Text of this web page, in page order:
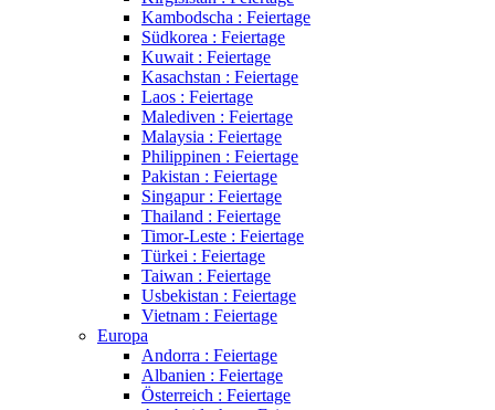
Kambodscha : Feiertage
Südkorea : Feiertage
Kuwait : Feiertage
Kasachstan : Feiertage
Laos : Feiertage
Malediven : Feiertage
Malaysia : Feiertage
Philippinen : Feiertage
Pakistan : Feiertage
Singapur : Feiertage
Thailand : Feiertage
Timor-Leste : Feiertage
Türkei : Feiertage
Taiwan : Feiertage
Usbekistan : Feiertage
Vietnam : Feiertage
Europa
Andorra : Feiertage
Albanien : Feiertage
Österreich : Feiertage